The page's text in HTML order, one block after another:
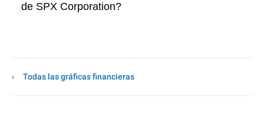
de SPX Corporation?
Todas las gráficas financieras